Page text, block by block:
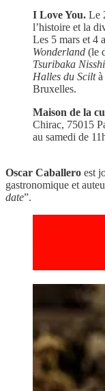
I Love You. Le
l’histoire et la
Les 5 mars et 4
Wonderland (le
Tsuribaka Nisshi
Halles du Sciltà
Bruxelles.
Maison de la
Chirac, 75015
au samedi de
Oscar Caballero est
gastronomique et
date”.